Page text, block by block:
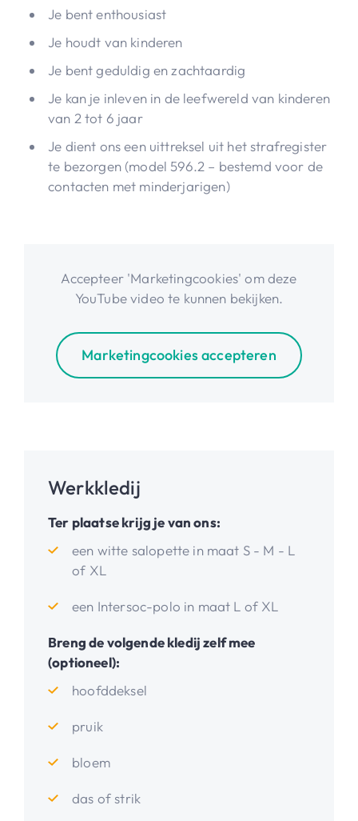
Je bent enthousiast
Je houdt van kinderen
Je bent geduldig en zachtaardig
Je kan je inleven in de leefwereld van kinderen
van 2 tot 6 jaar
Je dient ons een uittreksel uit het strafregister
te bezorgen (model 596.2 – bestemd voor de
contacten met minderjarigen)
Accepteer 'Marketingcookies' om deze
YouTube video te kunnen bekijken.
Marketingcookies accepteren
Werkkledij
Ter plaatse krijg je van ons:
een witte salopette in maat S - M - L
of XL
een Intersoc-polo in maat L of XL
Breng de volgende kledij zelf mee
(optioneel):
hoofddeksel
pruik
bloem
das of strik